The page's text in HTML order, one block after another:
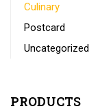
Culinary
Postcard
Uncategorized
PRODUCTS